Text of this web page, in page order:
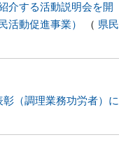
介する活動説明会を開
活動促進事業）
県民
（調理業務功労者）に